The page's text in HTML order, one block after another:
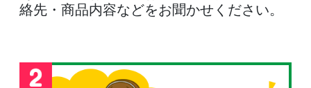
絡先・商品内容などをお聞かせください。